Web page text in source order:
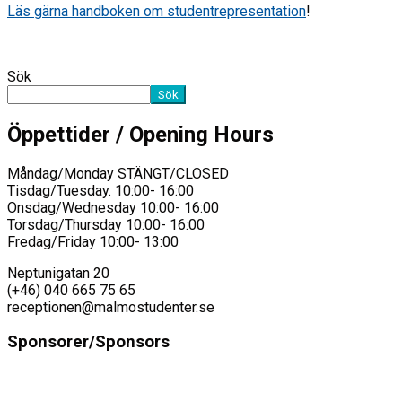
Läs gärna handboken om studentrepresentation!
Sök
Sök
Öppettider / Opening Hours
Måndag/Monday STÄNGT/CLOSED
Tisdag/Tuesday. 10:00- 16:00
Onsdag/Wednesday 10:00- 16:00
Torsdag/Thursday 10:00- 16:00
Fredag/Friday 10:00- 13:00
Neptunigatan 20
(+46) 040 665 75 65
receptionen@malmostudenter.se
Sponsorer/Sponsors